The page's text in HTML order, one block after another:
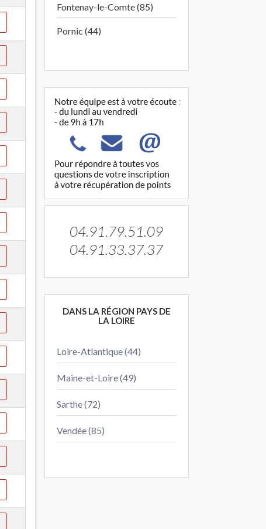
Fontenay-le-Comte (85)
Pornic (44)
04.91.79.51.09
04.91.33.37.37
DANS LA RÉGION PAYS DE
LA LOIRE
Loire-Atlantique (44)
Maine-et-Loire (49)
Sarthe (72)
Vendée (85)